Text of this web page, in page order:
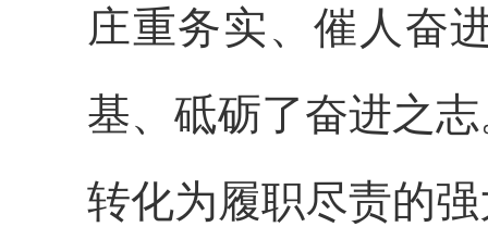
庄重务实、催人奋
基、砥砺了奋进之
转化为履职尽责的